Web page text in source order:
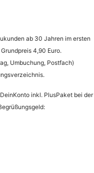
ab 30 Jahren im ersten
4,90 Euro.
Umbuchung, Postfach)
inkl. PlusPaket bei der